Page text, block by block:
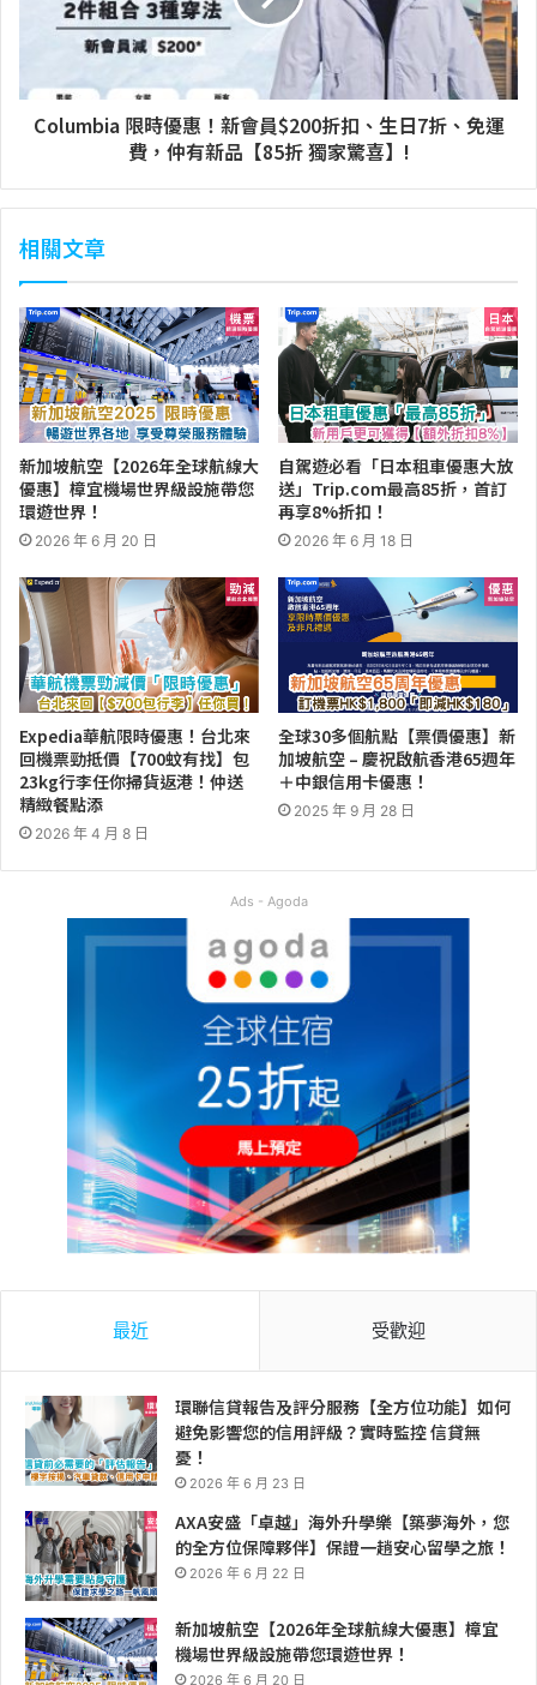
Columbia 限時優惠！新會員$200折扣、生日7折、免運
費，仲有新品【85折 獨家驚喜】!
相關文章
新加坡航空【2026年全球航線大
優惠】樟宜機場世界級設施帶您
環遊世界！
2026 年 6 月 20 日
自駕遊必看「日本租車優惠大放
送」Trip.com最高85折，首訂
再享8%折扣！
2026 年 6 月 18 日
Expedia華航限時優惠！台北來
回機票勁抵價【700蚊有找】包
23kg行李任你掃貨返港！仲送
精緻餐點添
2026 年 4 月 8 日
全球30多個航點【票價優惠】新
加坡航空 – 慶祝啟航香港65週年
＋中銀信用卡優惠！
2025 年 9 月 28 日
Ads - Agoda
最近 受歡迎
環聯信貸報告及評分服務【全方位功能】如何
避免影響您的信用評級？實時監控 信貸無
憂！
2026 年 6 月 23 日
AXA安盛「卓越」海外升學樂【築夢海外，您
的全方位保障夥伴】保證一趟安心留學之旅！
2026 年 6 月 22 日
新加坡航空【2026年全球航線大優惠】樟宜
機場世界級設施帶您環遊世界！
2026 年 6 月 20 日